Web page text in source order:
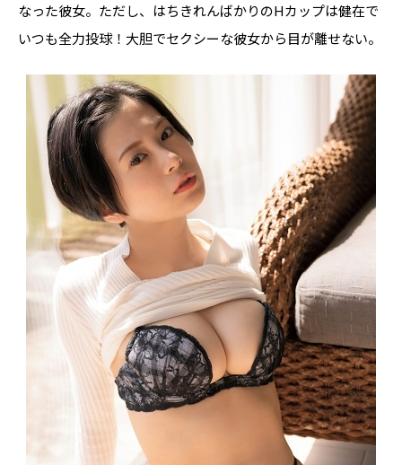
なった彼女。ただし、はちきれんばかりのHカップは健在で
いつも全力投球！大胆でセクシーな彼女から目が離せない。